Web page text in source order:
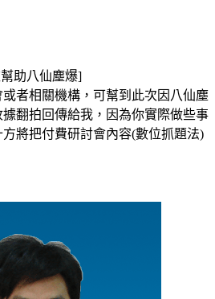
助八仙塵爆]
者相關機構，可幫到此次因八仙塵
翻拍回傳給我，因為你實際做些事
將把付費研討會內容(數位抓題法)